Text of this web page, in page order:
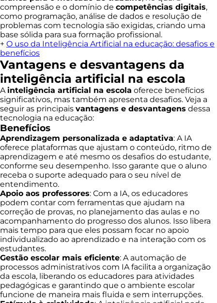
compreensão e o domínio de competências digitais,
como programação, análise de dados e resolução de
problemas com tecnologia são exigidas, criando uma
base sólida para sua formação profissional.
+ O uso da Inteligência Artificial na educação: desafios e
benefícios
Vantagens e desvantagens da
inteligência artificial na escola
Ainteligência artificial na escola oferece benefícios
significativos, mas também apresenta desafios. Veja a
seguir as principais vantagens e desvantagens dessa
tecnologia na educação:
Benefícios
Aprendizagem personalizada e adaptativa: A IA
oferece plataformas que ajustam o conteúdo, ritmo de
aprendizagem e até mesmo os desafios do estudante,
conforme seu desempenho. Isso garante que o aluno
receba o suporte adequado para o seu nível de
entendimento.
Apoio aos professores: Com a IA, os educadores
podem contar com ferramentas que ajudam na
correção de provas, no planejamento das aulas e no
acompanhamento do progresso dos alunos. Isso libera
mais tempo para que eles possam focar no apoio
individualizado ao aprendizado e na interação com os
estudantes.
Gestão escolar mais eficiente: A automação de
processos administrativos com IA facilita a organização
da escola, liberando os educadores para atividades
pedagógicas e garantindo que o ambiente escolar
funcione de maneira mais fluida e sem interrupções.